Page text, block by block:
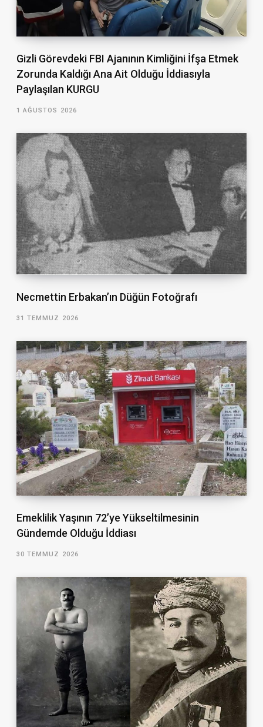
Gizli Görevdeki FBI Ajanının Kimliğini İfşa Etmek
Zorunda Kaldığı Ana Ait Olduğu İddiasıyla
Paylaşılan KURGU
1 AĞUSTOS 2026
Necmettin Erbakan’ın Düğün Fotoğrafı
31 TEMMUZ 2026
Emeklilik Yaşının 72’ye Yükseltilmesinin
Gündemde Olduğu İddiası
30 TEMMUZ 2026